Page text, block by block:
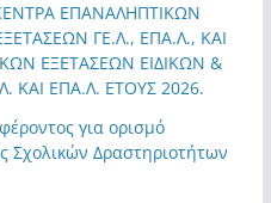
ΕΠΑΝΑΛΗΠΤΙΚΩΝ
ΓΕ.Λ., ΕΠΑ.Λ., ΚΑΙ
ΕΞΕΤΑΣΕΩΝ ΕΙΔΙΚΩΝ &
ΕΠΑ.Λ. ΕΤΟΥΣ 2026.
για ορισμό
Δραστηριοτήτων